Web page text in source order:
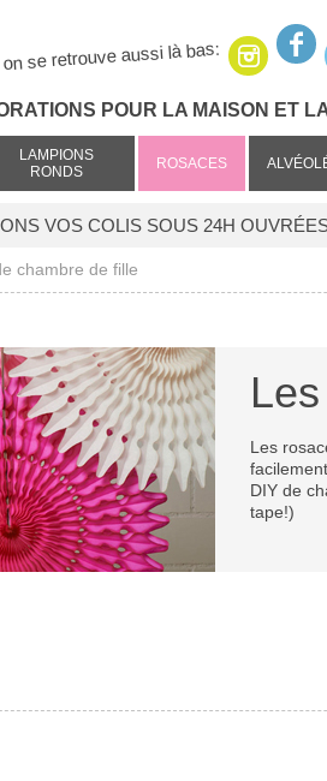
on se retrouve aussi là bas:
POUR LA MAISON ET
LAMPIONS
RONDS
ROSACES
VOS COLIS SOUS 24H
chambre de fille
Les
DIY de
tape!)